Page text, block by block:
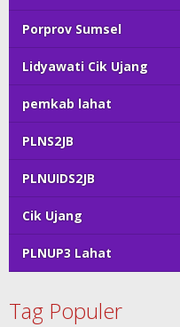
Porprov Sumsel
Lidyawati Cik Ujang
pemkab lahat
PLNS2JB
PLNUIDS2JB
Cik Ujang
PLNUP3 Lahat
Tag Populer